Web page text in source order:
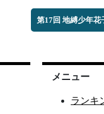
第17回 地縛少年花
メニュー
ランキ